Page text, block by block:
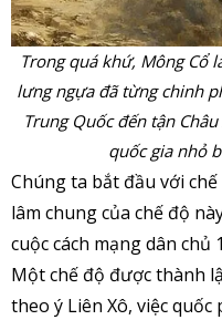
Trong quá khứ, Mông Cổ
lưng ngựa đã từng chinh
Trung Quốc đến tận
quốc gia nhỏ
Chúng ta bắt đầu với
lâm chung của chế độ
cuộc cách mạng dân chủ
Một chế độ được thành
theo ý Liên Xô, việc